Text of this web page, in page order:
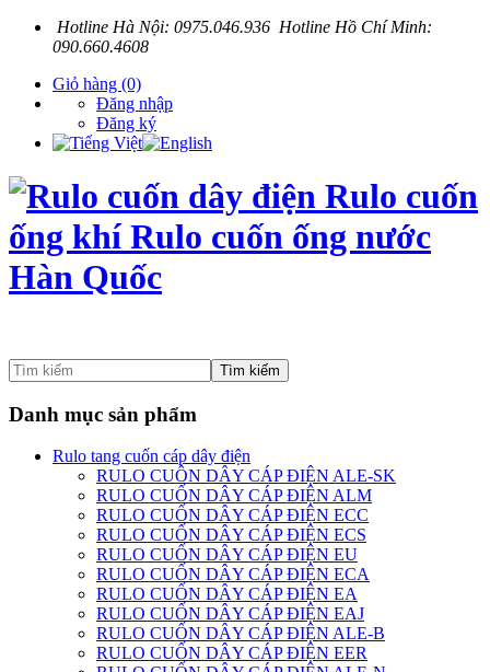
Hotline Hà Nội: 0975.046.936 Hotline Hồ Chí Minh:
090.660.4608
Giỏ hàng (0)
Đăng nhập
Đăng ký
Tìm kiếm
Danh mục sản phẩm
Rulo tang cuốn cáp dây điện
RULO CUÔN DÂY CÁP ĐIỆN ALE-SK
RULO CUỐN DÂY CÁP ĐIỆN ALM
RULO CUỐN DÂY CÁP ĐIỆN ECC
RULO CUỐN DÂY CÁP ĐIỆN ECS
RULO CUỐN DÂY CÁP ĐIỆN EU
RULO CUỐN DÂY CÁP ĐIỆN ECA
RULO CUỐN DÂY CÁP ĐIỆN EA
RULO CUỐN DÂY CÁP ĐIỆN EAJ
RULO CUỐN DÂY CÁP ĐIỆN ALE-B
RULO CUỐN DÂY CÁP ĐIỆN EER